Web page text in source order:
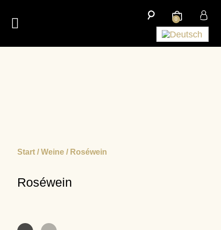
0
Start /Weine / Roséwein
Roséwein